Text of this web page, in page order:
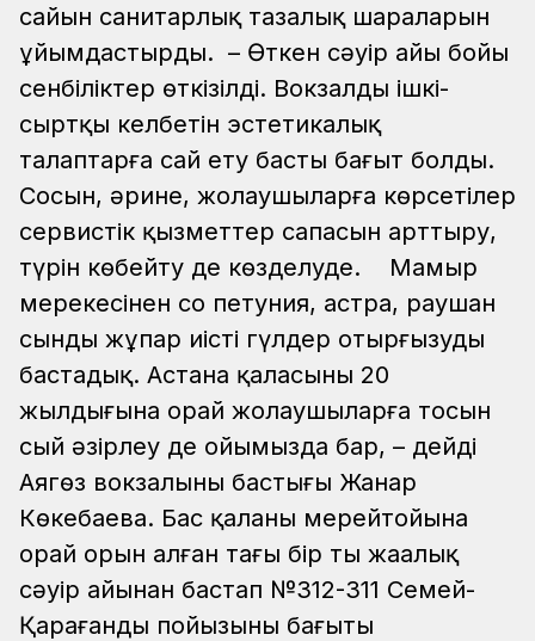
сайын санитарлық тазалық шараларын
ұйымдастырды. – Өткен сәуір айы бойы
сенбіліктер өткізілді. Вокзалдың ішкі-
сыртқы келбетін эстетикалық
талаптарға сай ету басты бағыт болды.
Сосын, әрине, жолаушыларға көрсетілер
сервистік қызметтер сапасын арттыру,
түрін көбейту де көзделуде. Мамыр
мерекесінен соң петуния, астра, раушан
сынды жұпар иісті гүлдер отырғызуды
бастадық. Астана қаласының 20
жылдығына орай жолаушыларға тосын
сый әзірлеу де ойымызда бар, – дейді
Аягөз вокзалының бастығы Жанар
Көкебаева. Бас қаланың мерейтойына
орай орын алған тағы бір тың жаңалық
сәуір айынан бастап №312-311 Семей-
Қарағанды пойызының бағыты